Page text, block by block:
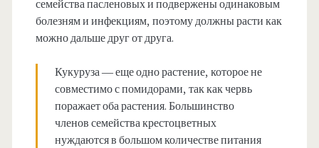
семейства пасленовых и подвержены одинаковым
болезням и инфекциям, поэтому должны расти как
можно дальше друг от друга.
Кукуруза — еще одно растение, которое не
совместимо с помидорами, так как червь
поражает оба растения. Большинство
членов семейства крестоцветных
нуждаются в большом количестве питания